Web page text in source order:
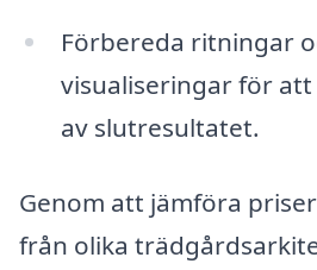
Förbereda ritningar
visualiseringar för
av slutresultatet.
Genom att jämföra
från olika